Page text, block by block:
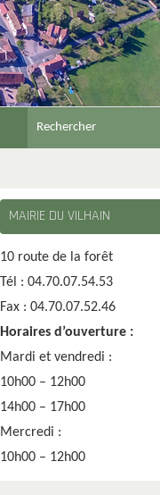
MAIRIE DU VILHAIN
10 route de la forêt
Tél : 04.70.07.54.53
Fax : 04.70.07.52.46
Horaires d’ouverture :
Mardi et vendredi :
10h00 – 12h00
14h00 – 17h00
Mercredi :
10h00 – 12h00